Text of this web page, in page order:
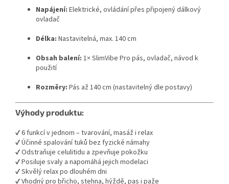
Napájení: Elektrické, ovládání přes připojený dálkový
ovladač
Délka: Nastavitelná, max. 140 cm
Obsah balení: 1× SlimVibe Pro pás, ovladač, návod k
použití
Rozměry: Pás až 140 cm (nastavitelný dle postavy)
Výhody produktu:
✔ 6 funkcí v jednom – tvarování, masáž i relax
✔ Účinné spalování tuků bez fyzické námahy
✔ Odstraňuje celulitidu a zpevňuje pokožku
✔ Posiluje svaly a napomáhá jejich modelaci
✔ Skvělý relax po dlouhém dni
✔ Vhodný pro břicho, stehna, hýždě, pas i paže